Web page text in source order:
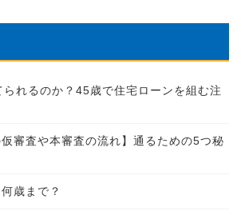
れるのか？45歳で住宅ローンを組む注
仮審査や本審査の流れ】通るための5つ秘
歳まで？